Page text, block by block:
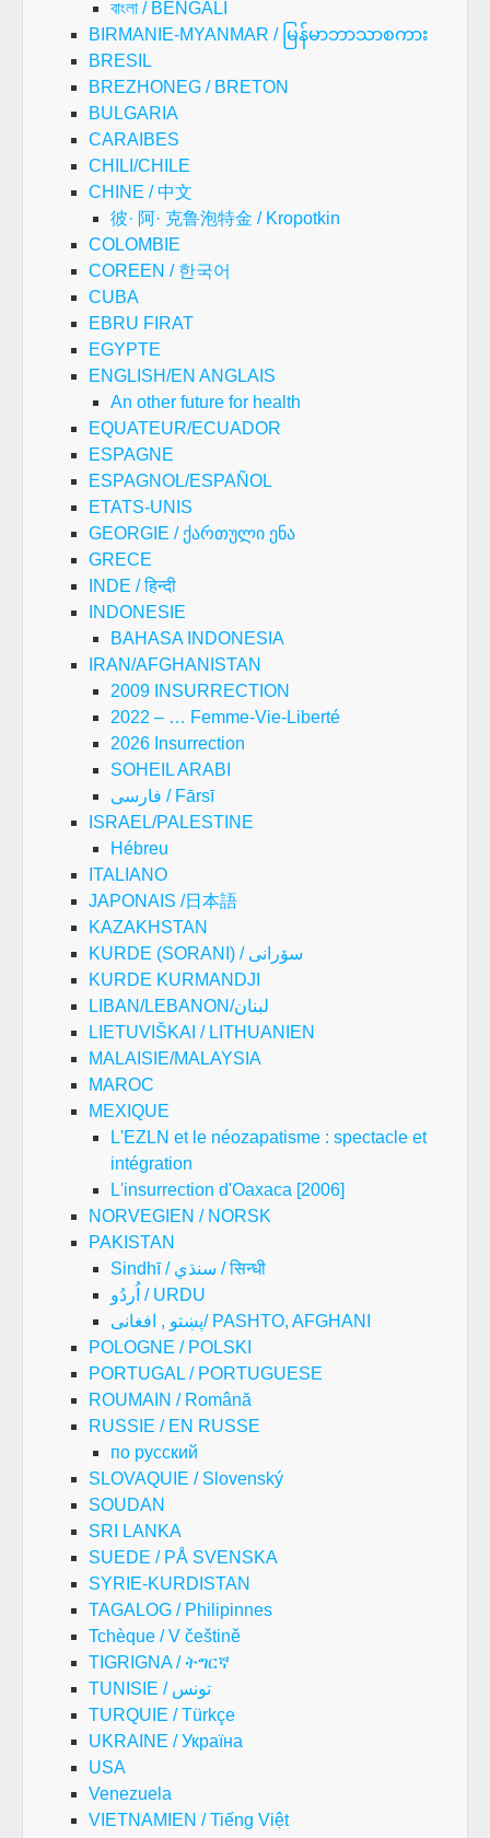
বাংলা / BENGALI
BIRMANIE-MYANMAR / မြန်မာဘာသာစကား
BRESIL
BREZHONEG / BRETON
BULGARIA
CARAIBES
CHILI/CHILE
CHINE / 中文
彼· 阿· 克鲁泡特金 / Kropotkin
COLOMBIE
COREEN / 한국어
CUBA
EBRU FIRAT
EGYPTE
ENGLISH/EN ANGLAIS
An other future for health
EQUATEUR/ECUADOR
ESPAGNE
ESPAGNOL/ESPAÑOL
ETATS-UNIS
GEORGIE / ქართული ენა
GRECE
INDE / हिन्दी
INDONESIE
BAHASA INDONESIA
IRAN/AFGHANISTAN
2009 INSURRECTION
2022 – … Femme-Vie-Liberté
2026 Insurrection
SOHEIL ARABI
فارسی / Fārsī
ISRAEL/PALESTINE
Hébreu
ITALIANO
JAPONAIS /日本語
KAZAKHSTAN
KURDE (SORANI) / سۆرانی
KURDE KURMANDJI
LIBAN/LEBANON/لبنان
LIETUVIŠKAI / LITHUANIEN
MALAISIE/MALAYSIA
MAROC
MEXIQUE
L'EZLN et le néozapatisme : spectacle et
intégration
L'insurrection d'Oaxaca [2006]
NORVEGIEN / NORSK
PAKISTAN
Sindhī / سنڌي / सिन्धी
اُردُو / URDU
پښتو , افغانی/ PASHTO, AFGHANI
POLOGNE / POLSKI
PORTUGAL / PORTUGUESE
ROUMAIN / Română
RUSSIE / EN RUSSE
по русский
SLOVAQUIE / Slovenský
SOUDAN
SRI LANKA
SUEDE / PÅ SVENSKA
SYRIE-KURDISTAN
TAGALOG / Philipinnes
Tchèque / V češtině
TIGRIGNA / ትግርኛ
TUNISIE / تونس
TURQUIE / Türkçe
UKRAINE / Україна
USA
Venezuela
VIETNAMIEN / Tiếng Việt